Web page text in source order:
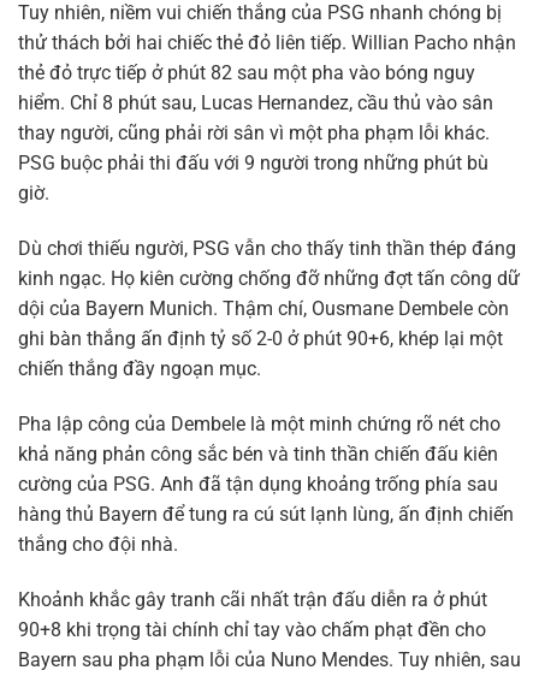
Tuy nhiên, niềm vui chiến thắng của PSG nhanh chóng bị
thử thách bởi hai chiếc thẻ đỏ liên tiếp. Willian Pacho nhận
thẻ đỏ trực tiếp ở phút 82 sau một pha vào bóng nguy
hiểm. Chỉ 8 phút sau, Lucas Hernandez, cầu thủ vào sân
thay người, cũng phải rời sân vì một pha phạm lỗi khác.
PSG buộc phải thi đấu với 9 người trong những phút bù
giờ.
Dù chơi thiếu người, PSG vẫn cho thấy tinh thần thép đáng
kinh ngạc. Họ kiên cường chống đỡ những đợt tấn công dữ
dội của Bayern Munich. Thậm chí, Ousmane Dembele còn
ghi bàn thắng ấn định tỷ số 2-0 ở phút 90+6, khép lại một
chiến thắng đầy ngoạn mục.
Pha lập công của Dembele là một minh chứng rõ nét cho
khả năng phản công sắc bén và tinh thần chiến đấu kiên
cường của PSG. Anh đã tận dụng khoảng trống phía sau
hàng thủ Bayern để tung ra cú sút lạnh lùng, ấn định chiến
thắng cho đội nhà.
Khoảnh khắc gây tranh cãi nhất trận đấu diễn ra ở phút
90+8 khi trọng tài chính chỉ tay vào chấm phạt đền cho
Bayern sau pha phạm lỗi của Nuno Mendes. Tuy nhiên, sau